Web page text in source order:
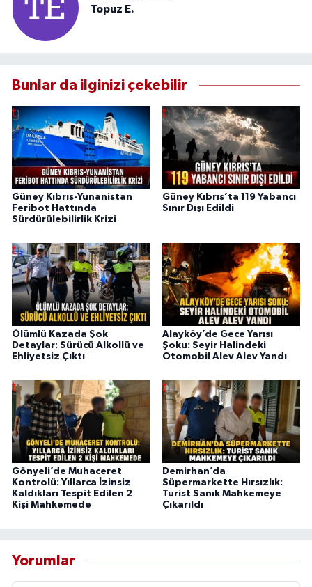
Topuz E.
Bunlar da ilginizi çekebilir
Güney Kıbrıs-Yunanistan
Feribot Hattında
Sürdürülebilirlik Krizi
Güney Kıbrıs’ta 119 Yabancı
Sınır Dışı Edildi
Ölümlü Kazada Şok
Detaylar: Sürücü Alkollü ve
Ehliyetsiz Çıktı
Alayköy’de Gece Yarısı
Şoku: Seyir Halindeki
Otomobil Alev Alev Yandı
Gönyeli’de Muhaceret
Kontrolü: Yıllarca İzinsiz
Kaldıkları Tespit Edilen 2
Kişi Mahkemede
Demirhan’da
Süpermarkette Hırsızlık:
Turist Sanık Mahkemeye
Çıkarıldı
Yorumlar